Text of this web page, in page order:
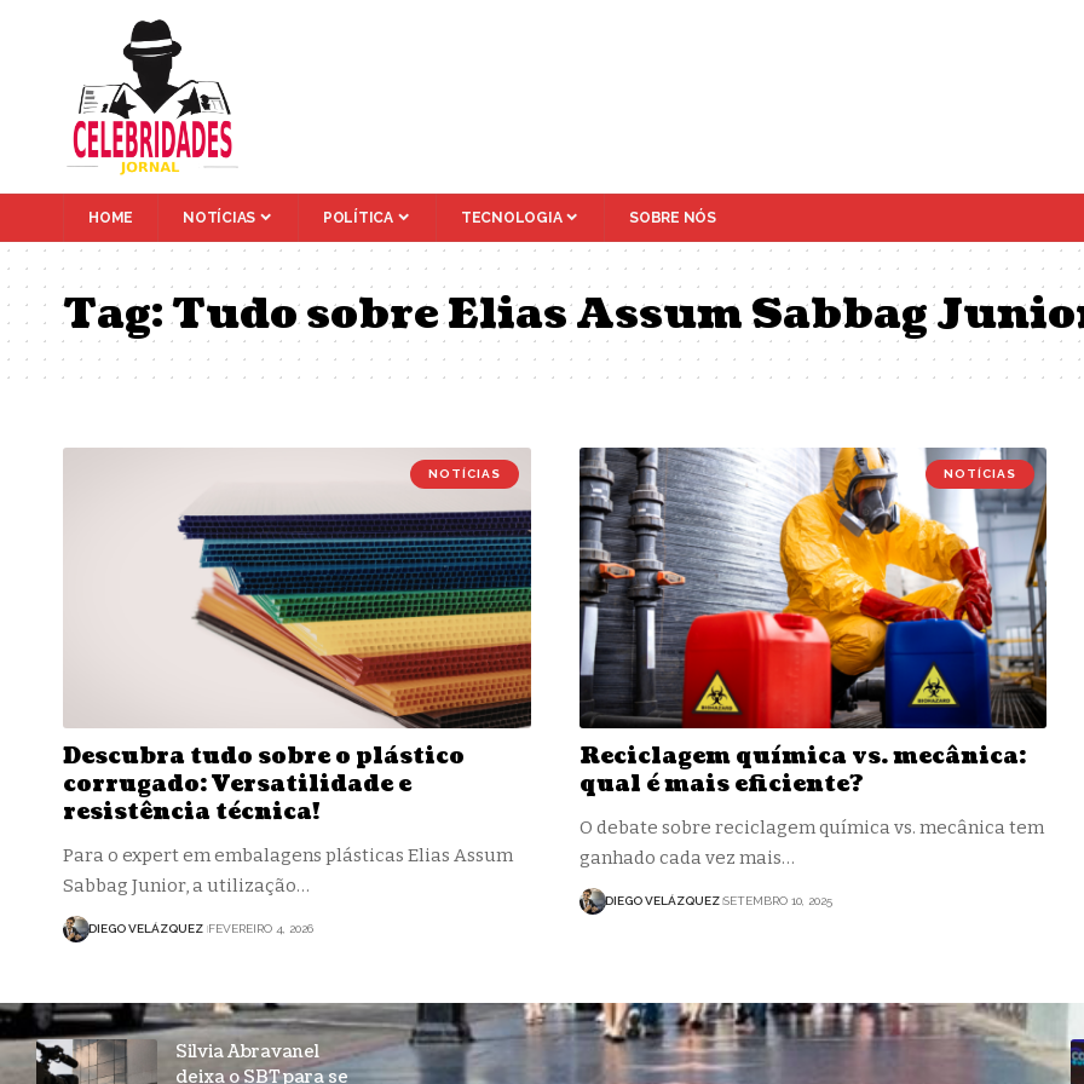
HOME NOTÍCIAS POLÍTICA TECNOLOGIA SOBRE NÓS
Tag:Tudo sobre Elias Assum Sabbag
NOTÍCIAS
Descubra tudo sobre o plástico
corrugado: Versatilidade e
resistência técnica!
Para o expert em embalagens plásticas Elias Assum
Sabbag Junior, a utilização…
DIEGO VELÁZQUEZ FEVEREIRO 4, 2026
NOTÍCIAS
Reciclagem química vs. mecânica:
qual é mais eficiente?
O debate sobre reciclagem química vs. mecânica tem
ganhado cada vez mais…
DIEGO VELÁZQUEZ SETEMBRO 10, 2025
Silvia Abravanel
deixa o SBT para se